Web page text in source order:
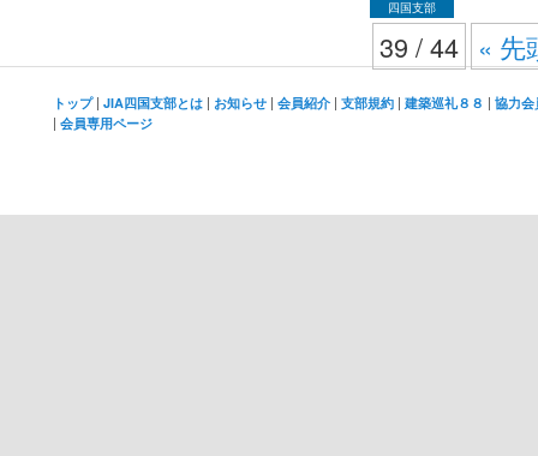
四国支部
39 / 44 « 先
トップ| JIA四国支部とは | お知らせ | 会員紹介 | 支部規約 | 建築巡礼８８ | 協力会
| 会員専用ページ